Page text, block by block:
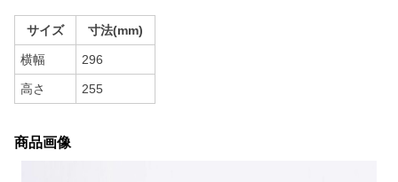
サイズ 寸法(mm)
横幅 296
高さ 255
商品画像